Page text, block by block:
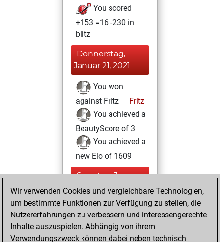
You scored
+153 =16 -230 in
blitz
Donnerstag,
Januar 21, 2021
You won
against Fritz
Fritz
You achieved a
BeautyScore of 3
You achieved a
new Elo of 1609
Sonntag, Januar
10, 2021
You created
your Fritz account
Fritz
Wir verwenden Cookies und vergleichbare Technologien,
um bestimmte Funktionen zur Verfügung zu stellen, die
Nutzererfahrungen zu verbessern und interessengerechte
Inhalte auszuspielen. Abhängig von ihrem
Verwendungszweck können dabei neben technisch